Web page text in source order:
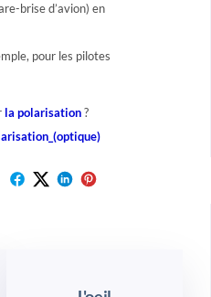
brise d’avion) en
pour les pilotes
la polarisation?